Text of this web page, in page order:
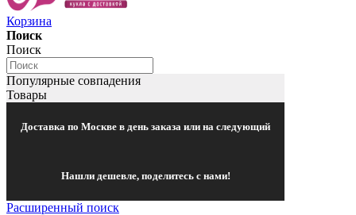
Корзина
Поиск
Поиск
Популярные совпадения
Товары
Доставка по Москве в день заказа или на следующий
Нашли дешевле, поделитесь с нами!
Расширенный поиск